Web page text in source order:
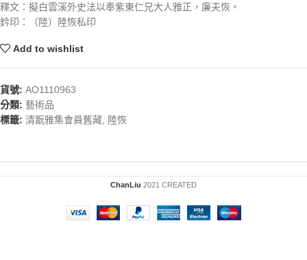
釋文：擬白雲溪外史法以奉紫東仁兄大人雅正，廉夫恢。
鈐印：（陸）陸恢私印
Add to wishlist
貨號: AO1110963
分類: 藝術品
標籤: 清翫雅集會員舊藏 陸恢
ChanLiu 2021 CREATED